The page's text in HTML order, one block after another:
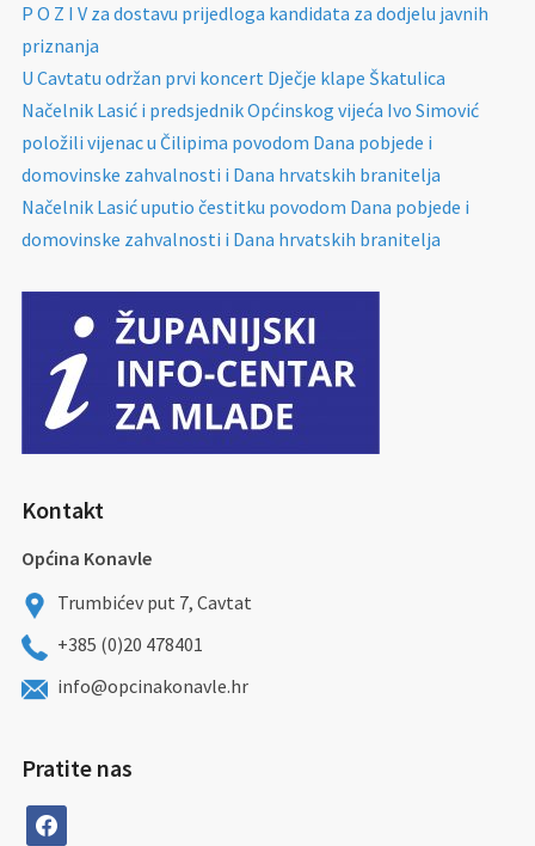
P O Z I V za dostavu prijedloga kandidata za dodjelu javnih
priznanja
U Cavtatu održan prvi koncert Dječje klape Škatulica
Načelnik Lasić i predsjednik Općinskog vijeća Ivo Simović
položili vijenac u Čilipima povodom Dana pobjede i
domovinske zahvalnosti i Dana hrvatskih branitelja
Načelnik Lasić uputio čestitku povodom Dana pobjede i
domovinske zahvalnosti i Dana hrvatskih branitelja
Kontakt
Općina Konavle
Trumbićev put 7, Cavtat
+385 (0)20 478401
info@opcinakonavle.hr
Pratite nas
facebook